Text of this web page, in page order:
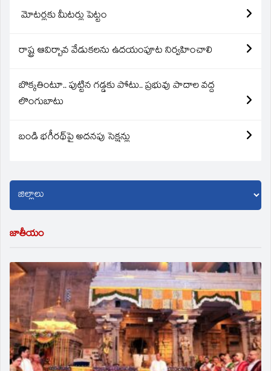
మోటర్లకు మీటర్లు పెట్టం
రాష్ట్ర ఆవిర్బావ వేడుకలను ఉదయంపూట నిర్వహించాలి
బొక్కతింటూ.. పుట్టిన గడ్డకు పోటు.. ప్రభువు పాదాల వద్ద
లొంగుబాటు
బండి భగీరథ్‌పై అదనపు సెక్షన్లు
జాతీయం